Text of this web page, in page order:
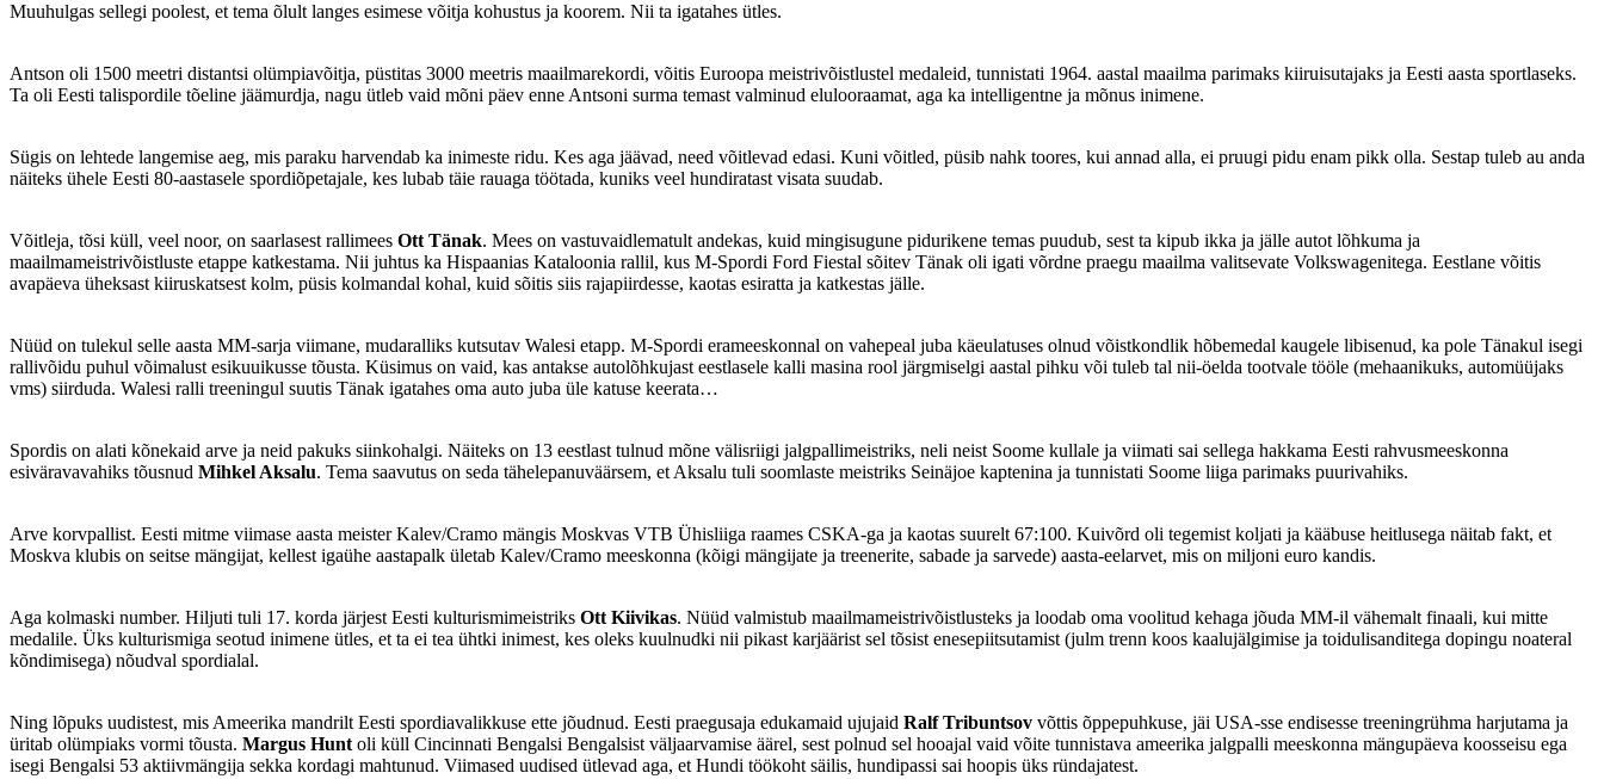
Muuhulgas sellegi poolest, et tema õlult langes esimese võitja kohustus ja koorem. Nii ta igatahes ütles.
Antson oli 1500 meetri distantsi olümpiavõitja, püstitas 3000 meetris maailmarekordi, võitis Euroopa meistrivõistlustel medaleid, tunnistati 1964. aastal maailma parimaks kiiruisutajaks ja Eesti aasta sportlaseks.
Ta oli Eesti talispordile tõeline jäämurdja, nagu ütleb vaid mõni päev enne Antsoni surma temast valminud elulooraamat, aga ka intelligentne ja mõnus inimene.
Sügis on lehtede langemise aeg, mis paraku harvendab ka inimeste ridu. Kes aga jäävad, need võitlevad edasi. Kuni võitled, püsib nahk toores, kui annad alla, ei pruugi pidu enam pikk olla. Sestap tuleb au anda
näiteks ühele Eesti 80-aastasele spordiõpetajale, kes lubab täie rauaga töötada, kuniks veel hundiratast visata suudab.
Võitleja, tõsi küll, veel noor, on saarlasest rallimees Ott Tänak. Mees on vastuvaidlematult andekas, kuid mingisugune pidurikene temas puudub, sest ta kipub ikka ja jälle autot lõhkuma ja
maailmameistrivõistluste etappe katkestama. Nii juhtus ka Hispaanias Kataloonia rallil, kus M-Spordi Ford Fiestal sõitev Tänak oli igati võrdne praegu maailma valitsevate Volkswagenitega. Eestlane võitis
avapäeva üheksast kiiruskatsest kolm, püsis kolmandal kohal, kuid sõitis siis rajapiirdesse, kaotas esiratta ja katkestas jälle.
Nüüd on tulekul selle aasta MM-sarja viimane, mudaralliks kutsutav Walesi etapp. M-Spordi erameeskonnal on vahepeal juba käeulatuses olnud võistkondlik hõbemedal kaugele libisenud, ka pole Tänakul isegi
rallivõidu puhul võimalust esikuuikusse tõusta. Küsimus on vaid, kas antakse autolõhkujast eestlasele kalli masina rool järgmiselgi aastal pihku või tuleb tal nii-öelda tootvale tööle (mehaanikuks, automüüjaks
vms) siirduda. Walesi ralli treeningul suutis Tänak igatahes oma auto juba üle katuse keerata…
Spordis on alati kõnekaid arve ja neid pakuks siinkohalgi. Näiteks on 13 eestlast tulnud mõne välisriigi jalgpallimeistriks, neli neist Soome kullale ja viimati sai sellega hakkama Eesti rahvusmeeskonna
esiväravavahiks tõusnud Mihkel Aksalu. Tema saavutus on seda tähelepanuväärsem, et Aksalu tuli soomlaste meistriks Seinäjoe kaptenina ja tunnistati Soome liiga parimaks puurivahiks.
Arve korvpallist. Eesti mitme viimase aasta meister Kalev/Cramo mängis Moskvas VTB Ühisliiga raames CSKA-ga ja kaotas suurelt 67:100. Kuivõrd oli tegemist koljati ja kääbuse heitlusega näitab fakt, et
Moskva klubis on seitse mängijat, kellest igaühe aastapalk ületab Kalev/Cramo meeskonna (kõigi mängijate ja treenerite, sabade ja sarvede) aasta-eelarvet, mis on miljoni euro kandis.
Aga kolmaski number. Hiljuti tuli 17. korda järjest Eesti kulturismimeistriks Ott Kiivikas. Nüüd valmistub maailmameistrivõistlusteks ja loodab oma voolitud kehaga jõuda MM-il vähemalt finaali, kui mitte
medalile. Üks kulturismiga seotud inimene ütles, et ta ei tea ühtki inimest, kes oleks kuulnudki nii pikast karjäärist sel tõsist enesepiitsutamist (julm trenn koos kaalujälgimise ja toidulisanditega dopingu noateral
kõndimisega) nõudval spordialal.
Ning lõpuks uudistest, mis Ameerika mandrilt Eesti spordiavalikkuse ette jõudnud. Eesti praegusaja edukamaid ujujaid Ralf Tribuntsov võttis õppepuhkuse, jäi USA-sse endisesse treeningrühma harjutama ja
üritab olümpiaks vormi tõusta. Margus Huntoli küll Cincinnati Bengalsi Bengalsist väljaarvamise äärel, sest polnud sel hooajal vaid võite tunnistava ameerika jalgpalli meeskonna mängupäeva koosseisu ega
isegi Bengalsi 53 aktiivmängija sekka kordagi mahtunud. Viimased uudised ütlevad aga, et Hundi töökoht säilis, hundipassi sai hoopis üks ründajatest.